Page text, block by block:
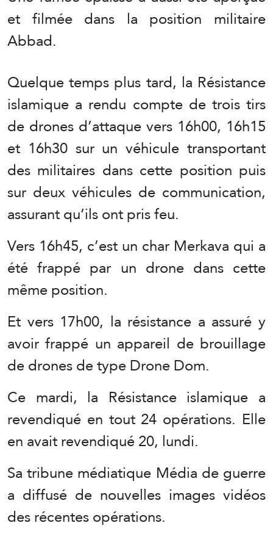
et filmée dans la position militaire
Abbad.
Quelque temps plus tard, la Résistance
islamique a rendu compte de trois tirs
de drones d’attaque vers 16h00, 16h15
et 16h30 sur un véhicule transportant
des militaires dans cette position puis
sur deux véhicules de communication,
assurant qu’ils ont pris feu.
Vers 16h45, c’est un char Merkava qui a
été frappé par un drone dans cette
même position.
Et vers 17h00, la résistance a assuré y
avoir frappé un appareil de brouillage
de drones de type Drone Dom.
Ce mardi, la Résistance islamique a
revendiqué en tout 24 opérations. Elle
en avait revendiqué 20, lundi.
Sa tribune médiatique Média de guerre
a diffusé de nouvelles images vidéos
des récentes opérations.